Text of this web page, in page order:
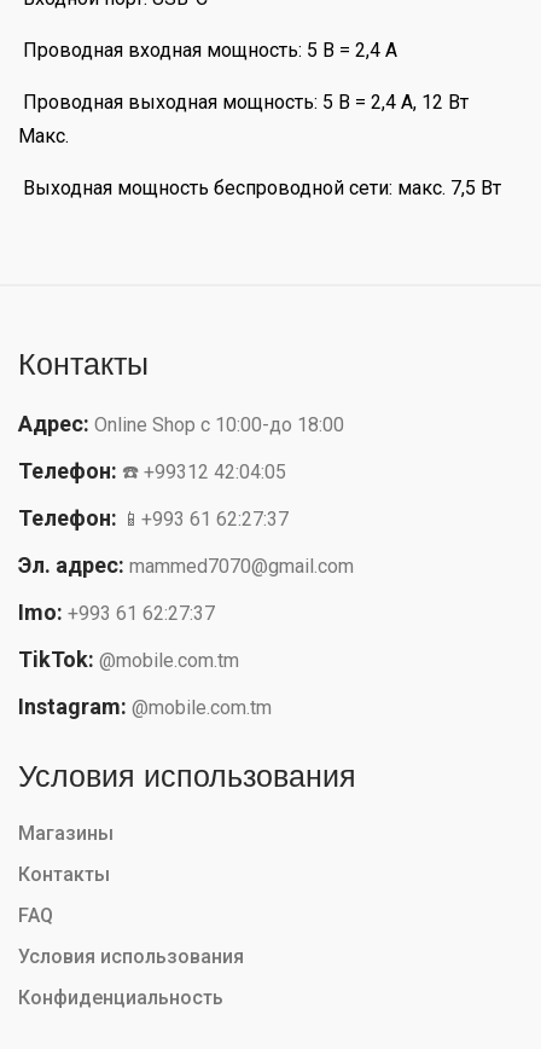
Проводная входная мощность: 5 В = 2,4 А
Проводная выходная мощность: 5 В = 2,4 А, 12 Вт
Макс.
Выходная мощность беспроводной сети: макс. 7,5 Вт
Контакты
Адрес: Online Shop с 10:00-до 18:00
Телефон: ☎️ +99312 42:04:05
Телефон: 📱+993 61 62:27:37
Эл. адрес: mammed7070@gmail.com
Imo: +993 61 62:27:37
TikTok: @mobile.com.tm
Instagram: @mobile.com.tm
Условия использования
Магазины
Контакты
FAQ
Условия использования
Конфиденциальность